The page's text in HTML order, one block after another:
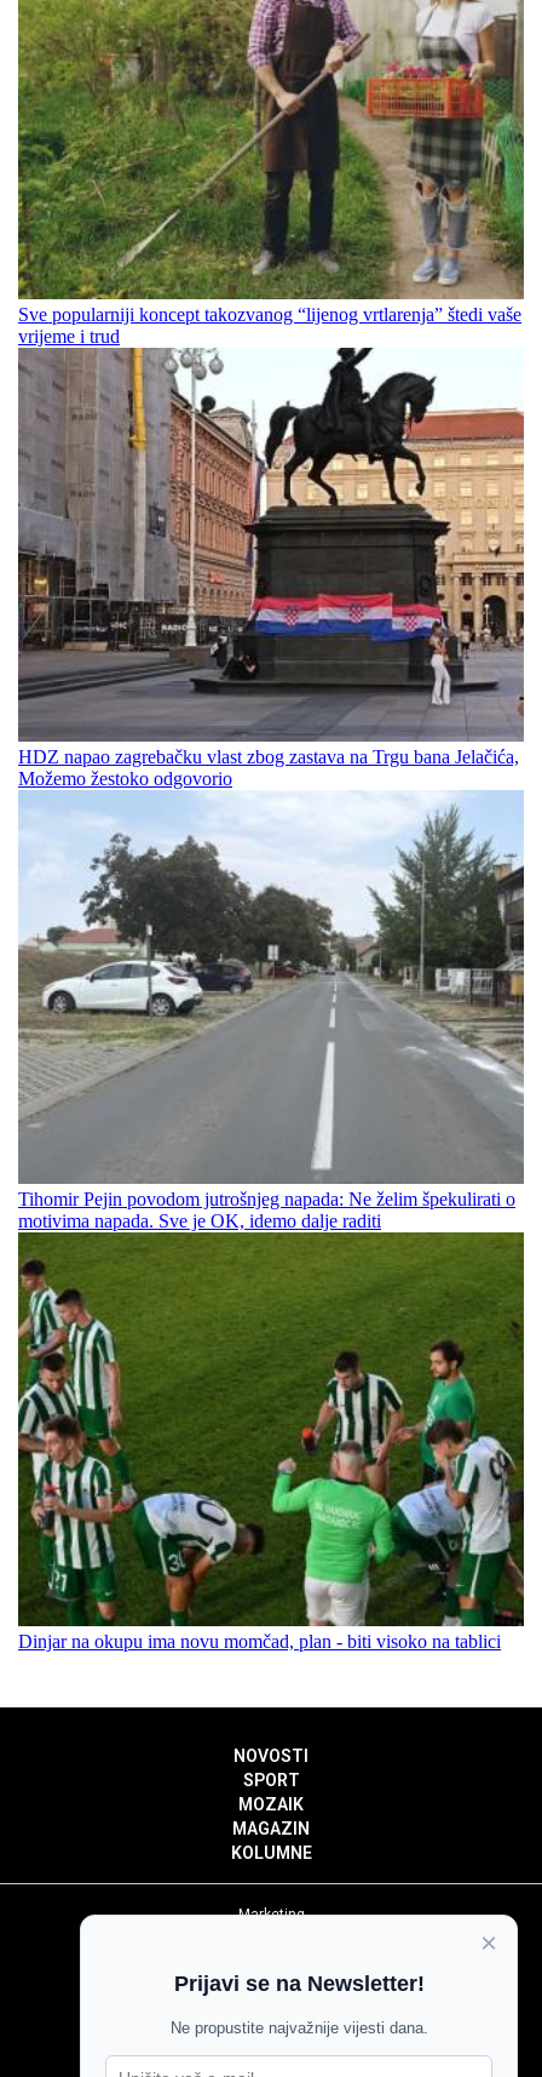
Sve popularniji koncept takozvanog “lijenog vrtlarenja” štedi vaše
vrijeme i trud
HDZ napao zagrebačku vlast zbog zastava na Trgu bana Jelačića,
Možemo žestoko odgovorio
Tihomir Pejin povodom jutrošnjeg napada: Ne želim špekulirati o
motivima napada. Sve je OK, idemo dalje raditi
Dinjar na okupu ima novu momčad, plan - biti visoko na tablici
NOVOSTI
SPORT
MOZAIK
MAGAZIN
KOLUMNE
Marketing
Impressum
Pravila komentiranja
Agroglas
×
Prijavi se na Newsletter!
Ne propustite najvažnije vijesti dana.